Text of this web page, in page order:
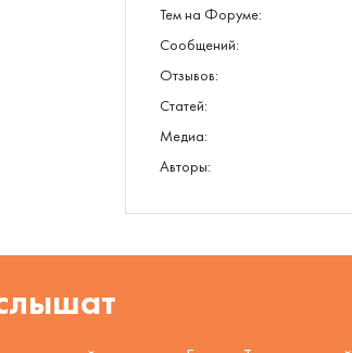
Тем на Форуме:
Сообщений:
Отзывов:
Статей:
Медиа:
Авторы: